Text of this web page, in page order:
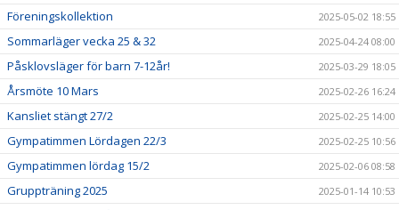
Föreningskollektion 2025-05-02 18:55
Sommarläger vecka 25 & 32 2025-04-24 08:00
Påsklovsläger för barn 7-12år! 2025-03-29 18:05
Årsmöte 10 Mars 2025-02-26 16:24
Kansliet stängt 27/2 2025-02-25 14:00
Gympatimmen Lördagen 22/3 2025-02-25 10:56
Gympatimmen lördag 15/2 2025-02-06 08:58
Gruppträning 2025 2025-01-14 10:53